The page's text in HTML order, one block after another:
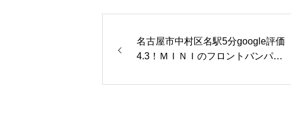
名古屋市中村区名駅5分google評価
4.3！ＭＩＮＩのフロントバンパー